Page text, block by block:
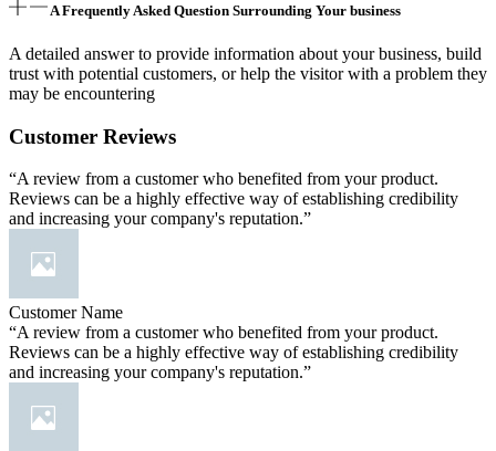
A Frequently Asked Question Surrounding Your business
A detailed answer to provide information about your business, build
trust with potential customers, or help the visitor with a problem they
may be encountering
Customer Reviews
“A review from a customer who benefited from your product.
Reviews can be a highly effective way of establishing credibility
and increasing your company's reputation.”
Customer Name
“A review from a customer who benefited from your product.
Reviews can be a highly effective way of establishing credibility
and increasing your company's reputation.”